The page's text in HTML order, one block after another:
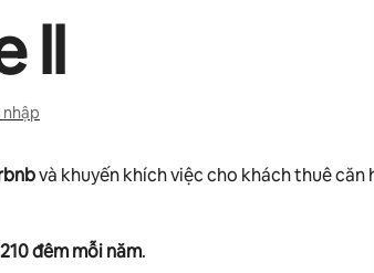
II
và khuyến khích việc cho khách thuê căn
210 đêm mỗi năm.